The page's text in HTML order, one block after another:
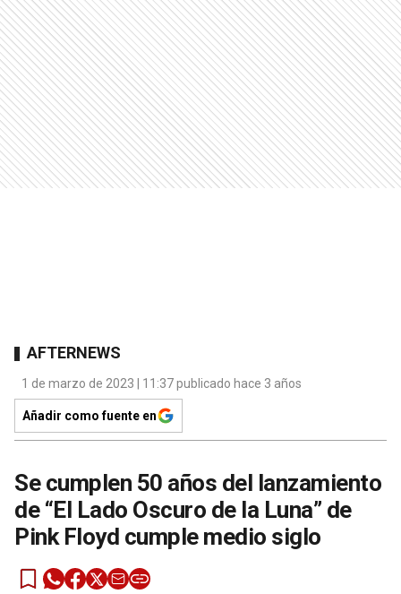
AFTERNEWS
1 de marzo de 2023 | 11:37 publicado hace 3 años
Añadir como fuente en
Se cumplen 50 años del lanzamiento
de “El Lado Oscuro de la Luna” de
Pink Floyd cumple medio siglo